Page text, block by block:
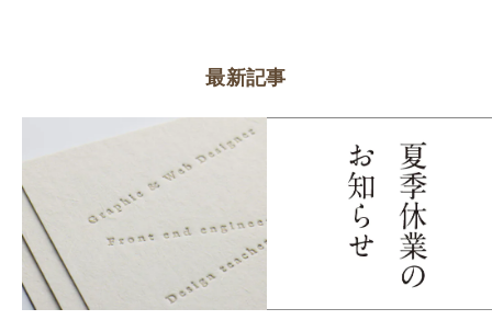
最新記事